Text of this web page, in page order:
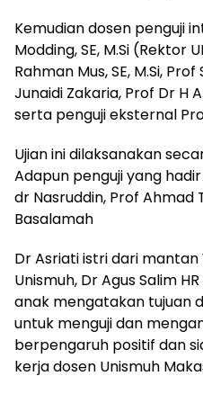
Kemudian dosen penguji
Modding, SE, M.Si (Rektor
Rahman Mus, SE, M.Si,
Junaidi Zakaria, Prof Dr H
serta penguji eksternal
Ujian ini dilaksanakan
Adapun penguji yang
dr Nasruddin, Prof Ahmad
Basalamah
Dr Asriati istri dari mantan
Unismuh, Dr Agus Salim
anak mengatakan tujuan
untuk menguji dan
berpengaruh positif dan
kerja dosen Unismuh